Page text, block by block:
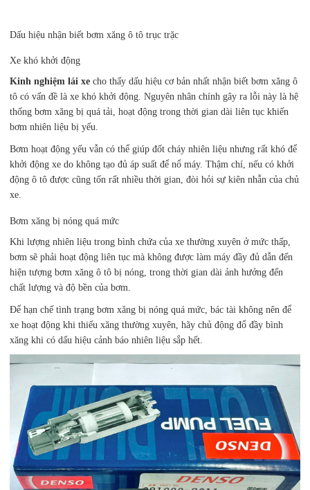
Dấu hiệu nhận biết bơm xăng ô tô trục trặc
Xe khó khởi động
Kinh nghiệm lái xe cho thấy dấu hiệu cơ bản nhất nhận biết bơm xăng ô
tô có vấn đề là xe khó khởi động. Nguyên nhân chính gây ra lỗi này là hệ
thống bơm xăng bị quá tải, hoạt động trong thời gian dài liên tục khiến
bơm nhiên liệu bị yếu.
Bơm hoạt động yếu vẫn có thể giúp đốt cháy nhiên liệu nhưng rất khó để
khởi động xe do không tạo đủ áp suất để nổ máy. Thậm chí, nếu có khởi
động ô tô được cũng tốn rất nhiều thời gian, đòi hỏi sự kiên nhẫn của chủ
xe.
Bơm xăng bị nóng quá mức
Khi lượng nhiên liệu trong bình chứa của xe thường xuyên ở mức thấp,
bơm sẽ phải hoạt động liên tục mà không được làm máy đầy đủ dẫn đến
hiện tượng bơm xăng ô tô bị nóng, trong thời gian dài ảnh hưởng đến
chất lượng và độ bền của bơm.
Để hạn chế tình trạng bơm xăng bị nóng quá mức, bác tài không nên để
xe hoạt động khi thiếu xăng thường xuyên, hãy chủ động đổ đầy bình
xăng khi có dấu hiệu cảnh báo nhiên liệu sắp hết.